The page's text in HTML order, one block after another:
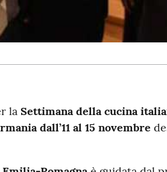
la Settimana della cucina
dall’11 al 15 novembre